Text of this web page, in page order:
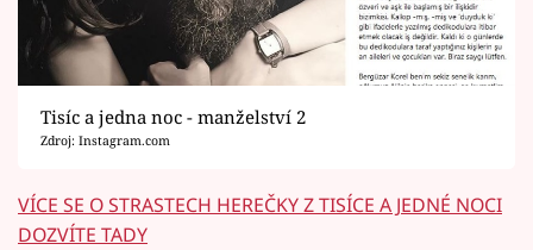
Tisíc a jedna noc - manželství 2
Zdroj: Instagram.com
VÍCE SE O STRASTECH HEREČKY Z TISÍCE A JEDNÉ NOCI
DOZVÍTE TADY